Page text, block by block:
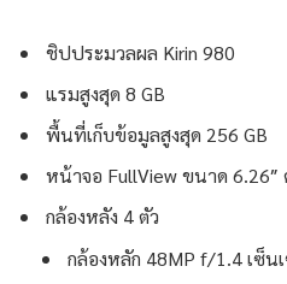
ชิปประมวลผล Kirin 980
แรมสูงสุด 8 GB
พื้นที่เก็บข้อมูลสูงสุด 256 GB
หน้าจอ FullView ขนาด 6.26″
กล้องหลัง 4 ตัว
กล้องหลัก 48MP f/1.4 เซ็น